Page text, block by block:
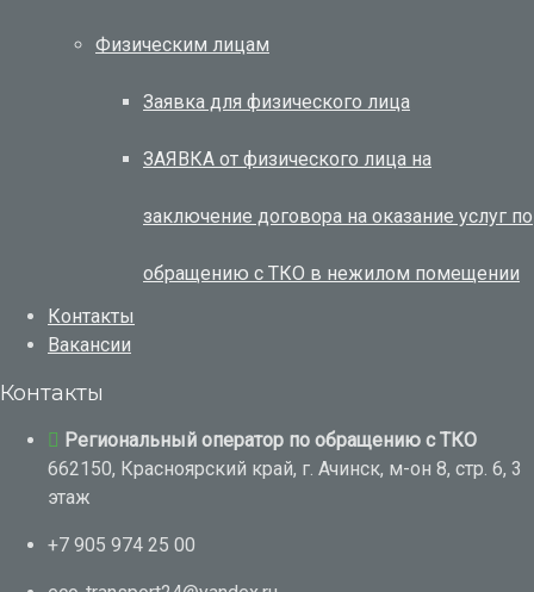
Физическим лицам
Заявка для физического лица
ЗАЯВКА от физического лица на
заключение договора на оказание услуг по
обращению с ТКО в нежилом помещении
Контакты
Вакансии
Контакты
Региональный оператор по обращению с ТКО
662150, Красноярский край, г. Ачинск, м-он 8, стр. 6, 3
этаж
+7 905 974 25 00